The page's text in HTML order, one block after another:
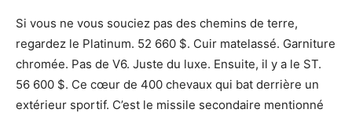
Si vous ne vous souciez pas des chemins de terre,
regardez le Platinum. 52 660 $. Cuir matelassé. Garniture
chromée. Pas de V6. Juste du luxe. Ensuite, il y a le ST.
56 600 $. Ce cœur de 400 chevaux qui bat derrière un
extérieur sportif. C’est le missile secondaire mentionné